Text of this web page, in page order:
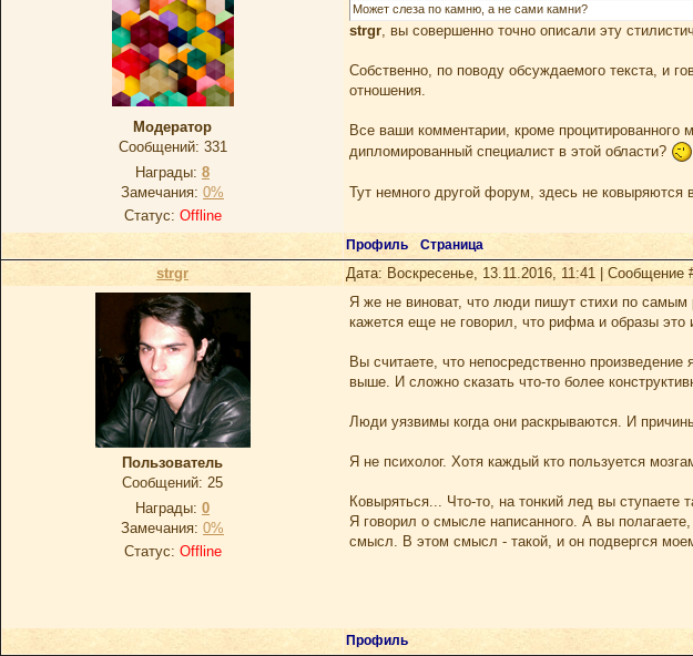
Модератор
Сообщений: 331
Награды: 8
Замечания: 0%
Статус: Offline
Может слеза по камню, а не сами камни?
strgr, вы совершенно точно описали эту
Собственно, по поводу обсуждаемого текста, и
отношения.
Все ваши комментарии, кроме процитированного
дипломированный специалист в этой области?
Тут немного другой форум, здесь не
Профиль Страница
strgr Дата: Воскресенье, 13.11.2016, 11:41 | Сообщение
Пoльзoватель
Сообщений: 25
Награды: 0
Замечания: 0%
Статус: Offline
Я же не виноват, что люди пишут стихи по самым
кажется еще не говорил, что рифма и образы это
Вы считаете, что непосредственно
выше. И сложно сказать что-то более
Люди уязвимы когда они раскрываются. И
Я не психолог. Хотя каждый кто пользуется
Ковыряться... Что-то, на тонкий лед вы
Я говорил о смысле написанного. А вы
смысл. В этом смысл - такой, и он подвергся
Профиль